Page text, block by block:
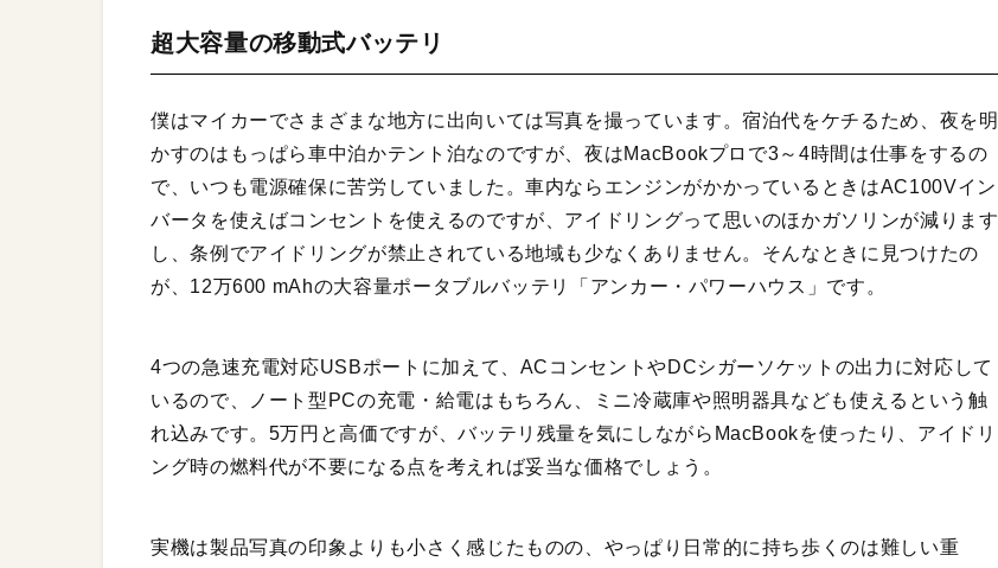
超大容量の移動式バッテリ
僕はマイカーでさまざまな地方に出向いては写真を撮っています。宿泊代をケチるため、夜を明
かすのはもっぱら車中泊かテント泊なのですが、夜はMacBookプロで3～4時間は仕事をするの
で、いつも電源確保に苦労していました。車内ならエンジンがかかっているときはAC100Vイン
バータを使えばコンセントを使えるのですが、アイドリングって思いのほかガソリンが減ります
し、条例でアイドリングが禁止されている地域も少なくありません。そんなときに見つけたの
が、12万600 mAhの大容量ポータブルバッテリ「アンカー・パワーハウス」です。
4つの急速充電対応USBポートに加えて、ACコンセントやDCシガーソケットの出力に対応して
いるので、ノート型PCの充電・給電はもちろん、ミニ冷蔵庫や照明器具なども使えるという触
れ込みです。5万円と高価ですが、バッテリ残量を気にしながらMacBookを使ったり、アイドリ
ング時の燃料代が不要になる点を考えれば妥当な価格でしょう。
実機は製品写真の印象よりも小さく感じたものの、やっぱり日常的に持ち歩くのは難しい重